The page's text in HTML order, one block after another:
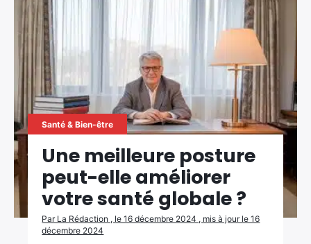
Santé & Bien-être
Une meilleure posture
peut-elle améliorer
votre santé globale ?
Par La Rédaction , le 16 décembre 2024 , mis à jour le 16
décembre 2024